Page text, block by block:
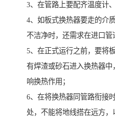
3、在管路上要配齐温度计、
4、如板式换热器要走的介
不洁净时，还需求在进口管
5、在正式运行之前，要将
有焊渣或砂石进入换热器
响换热作用；
6、在将换热器同管路衔接
处，不能将地线搭在远方